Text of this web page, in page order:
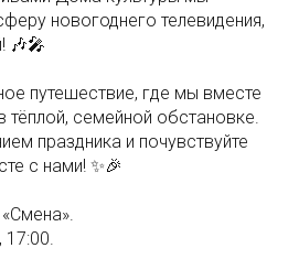
новогоднего телевидения,
🎶🎤
путешествие, где мы вместе
тёплой, семейной обстановке.
праздника и почувствуйте
с нами! ✨🎉
17:00.